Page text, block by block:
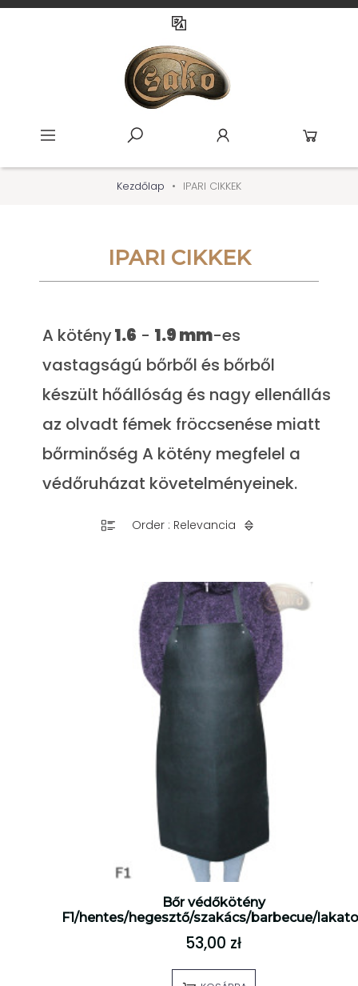
Kezdőlap IPARI CIKKEK
IPARI CIKKEK
A kötény1.6 - 1.9 mm-es
vastagságú bőrből és bőrből
készült hőállóság és nagy ellenállás
az olvadt fémek fröccsenése miatt
bőrminőség A kötény megfelel a
védőruházat követelményeinek.
Order : Relevancia
Bőr védőkötény
F1/hentes/hegesztő/szakács/barbecue/
53,00 zł